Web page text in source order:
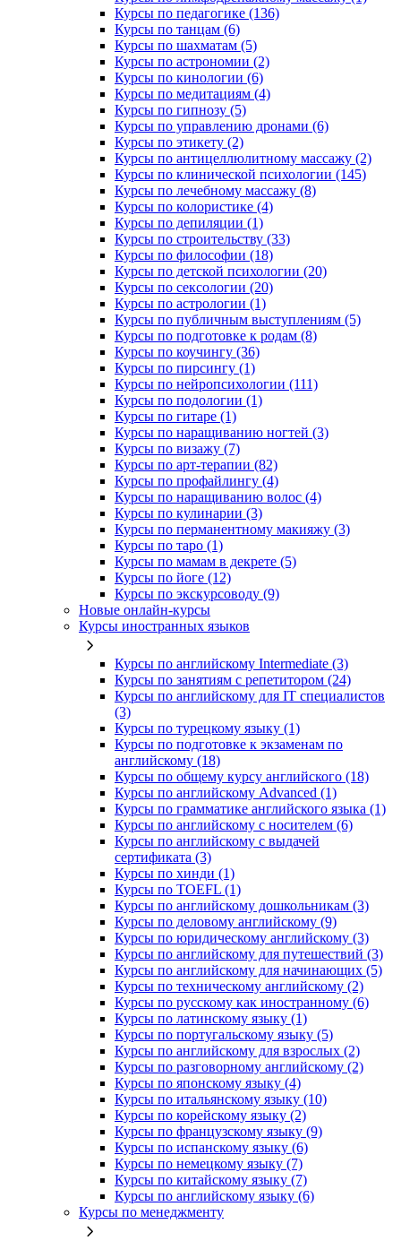
Курсы по педагогике (136)
Курсы по танцам (6)
Курсы по шахматам (5)
Курсы по астрономии (2)
Курсы по кинологии (6)
Курсы по медитациям (4)
Курсы по гипнозу (5)
Курсы по управлению дронами (6)
Курсы по этикету (2)
Курсы по антицеллюлитному массажу (2)
Курсы по клинической психологии (145)
Курсы по лечебному массажу (8)
Курсы по колористике (4)
Курсы по депиляции (1)
Курсы по строительству (33)
Курсы по философии (18)
Курсы по детской психологии (20)
Курсы по сексологии (20)
Курсы по астрологии (1)
Курсы по публичным выступлениям (5)
Курсы по подготовке к родам (8)
Курсы по коучингу (36)
Курсы по пирсингу (1)
Курсы по нейропсихологии (111)
Курсы по подологии (1)
Курсы по гитаре (1)
Курсы по наращиванию ногтей (3)
Курсы по визажу (7)
Курсы по арт-терапии (82)
Курсы по профайлингу (4)
Курсы по наращиванию волос (4)
Курсы по кулинарии (3)
Курсы по перманентному макияжу (3)
Курсы по таро (1)
Курсы по мамам в декрете (5)
Курсы по йоге (12)
Курсы по экскурсоводу (9)
Новые онлайн‑курсы
Курсы иностранных языков
Курсы по английскому Intermediate (3)
Курсы по занятиям с репетитором (24)
Курсы по английскому для IT специалистов
(3)
Курсы по турецкому языку (1)
Курсы по подготовке к экзаменам по
английскому (18)
Курсы по общему курсу английского (18)
Курсы по английскому Advanced (1)
Курсы по грамматике английского языка (1)
Курсы по английскому с носителем (6)
Курсы по английскому с выдачей
сертификата (3)
Курсы по хинди (1)
Курсы по TOEFL (1)
Курсы по английскому дошкольникам (3)
Курсы по деловому английскому (9)
Курсы по юридическому английскому (3)
Курсы по английскому для путешествий (3)
Курсы по английскому для начинающих (5)
Курсы по техническому английскому (2)
Курсы по русскому как иностранному (6)
Курсы по латинскому языку (1)
Курсы по португальскому языку (5)
Курсы по английскому для взрослых (2)
Курсы по разговорному английскому (2)
Курсы по японскому языку (4)
Курсы по итальянскому языку (10)
Курсы по корейскому языку (2)
Курсы по французскому языку (9)
Курсы по испанскому языку (6)
Курсы по немецкому языку (7)
Курсы по китайскому языку (7)
Курсы по английскому языку (6)
Курсы по менеджменту